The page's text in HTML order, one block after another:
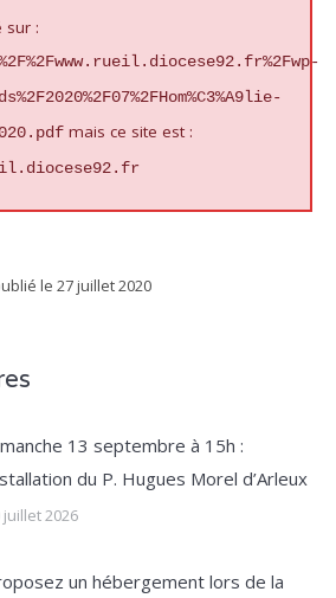
sur :
mais ce site est :
le 27 juillet 2020
13 septembre à 15h :
du P. Hugues Morel d’Arleux
juillet 2026
un hébergement lors de la